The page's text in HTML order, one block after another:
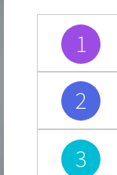
1
2
3